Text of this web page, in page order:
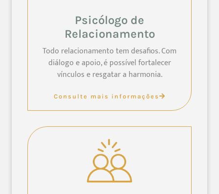
Psicólogo de
Relacionamento
Todo relacionamento tem desafios. Com
diálogo e apoio, é possível fortalecer
vínculos e resgatar a harmonia.
Consulte mais informações